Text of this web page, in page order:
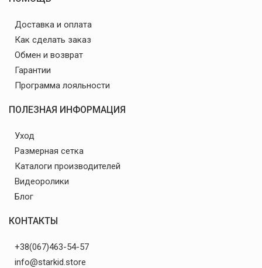
Доставка и оплата
Как сделать заказ
Обмен и возврат
Гарантии
Программа лояльности
ПОЛЕЗНАЯ ИНФОРМАЦИЯ
Уход
Размерная сетка
Каталоги производителей
Видеоролики
Блог
КОНТАКТЫ
+38(067)463-54-57
info@starkid.store